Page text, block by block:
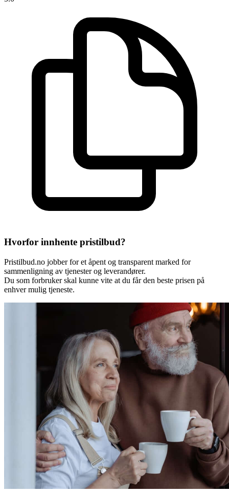
Hvorfor innhente pristilbud?
Pristilbud.no jobber for et åpent og transparent marked for
sammenligning av tjenester og leverandører.
Du som forbruker skal kunne vite at du får den beste prisen på
enhver mulig tjeneste.